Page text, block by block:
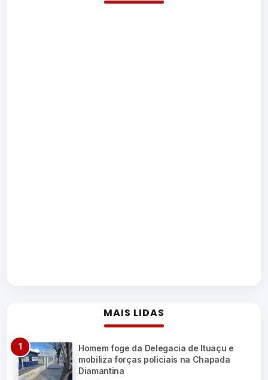
MAIS LIDAS
Homem foge da Delegacia de Ituaçu e
mobiliza forças policiais na Chapada
Diamantina